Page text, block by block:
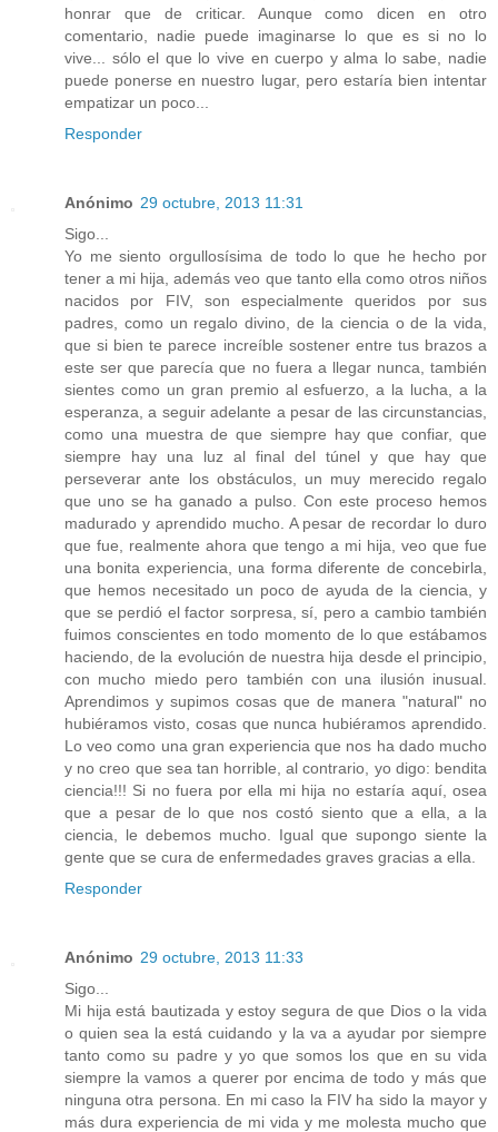
honrar que de criticar. Aunque como dicen en otro
comentario, nadie puede imaginarse lo que es si no lo
vive... sólo el que lo vive en cuerpo y alma lo sabe, nadie
puede ponerse en nuestro lugar, pero estaría bien intentar
empatizar un poco...
Responder
Anónimo 29 octubre, 2013 11:31
Sigo...
Yo me siento orgullosísima de todo lo que he hecho por
tener a mi hija, además veo que tanto ella como otros niños
nacidos por FIV, son especialmente queridos por sus
padres, como un regalo divino, de la ciencia o de la vida,
que si bien te parece increíble sostener entre tus brazos a
este ser que parecía que no fuera a llegar nunca, también
sientes como un gran premio al esfuerzo, a la lucha, a la
esperanza, a seguir adelante a pesar de las circunstancias,
como una muestra de que siempre hay que confiar, que
siempre hay una luz al final del túnel y que hay que
perseverar ante los obstáculos, un muy merecido regalo
que uno se ha ganado a pulso. Con este proceso hemos
madurado y aprendido mucho. A pesar de recordar lo duro
que fue, realmente ahora que tengo a mi hija, veo que fue
una bonita experiencia, una forma diferente de concebirla,
que hemos necesitado un poco de ayuda de la ciencia, y
que se perdió el factor sorpresa, sí, pero a cambio también
fuimos conscientes en todo momento de lo que estábamos
haciendo, de la evolución de nuestra hija desde el principio,
con mucho miedo pero también con una ilusión inusual.
Aprendimos y supimos cosas que de manera "natural" no
hubiéramos visto, cosas que nunca hubiéramos aprendido.
Lo veo como una gran experiencia que nos ha dado mucho
y no creo que sea tan horrible, al contrario, yo digo: bendita
ciencia!!! Si no fuera por ella mi hija no estaría aquí, osea
que a pesar de lo que nos costó siento que a ella, a la
ciencia, le debemos mucho. Igual que supongo siente la
gente que se cura de enfermedades graves gracias a ella.
Responder
Anónimo 29 octubre, 2013 11:33
Sigo...
Mi hija está bautizada y estoy segura de que Dios o la vida
o quien sea la está cuidando y la va a ayudar por siempre
tanto como su padre y yo que somos los que en su vida
siempre la vamos a querer por encima de todo y más que
ninguna otra persona. En mi caso la FIV ha sido la mayor y
más dura experiencia de mi vida y me molesta mucho que